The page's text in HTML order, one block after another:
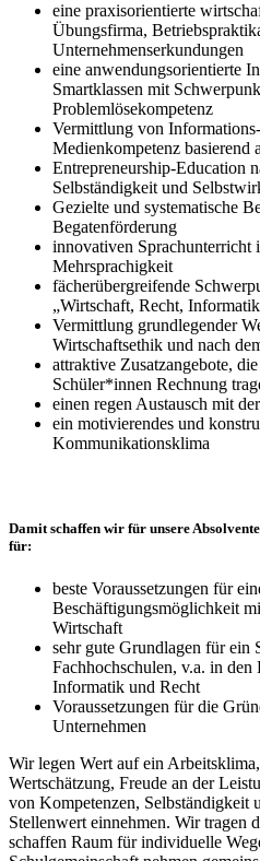
eine praxisorientierte
Übungsfirma,
Unternehmenserkundungen
eine anwendungsorientierte
Smartklassen mit
Problemlösekompetenz
Vermittlung von
Medienkompetenz basierend
Entrepreneurship-Education
Selbständigkeit und
Gezielte und systematische
Begatenförderung
innovativen Sprachunterricht
Mehrsprachigkeit
fächerübergreifende
„Wirtschaft, Recht,
Vermittlung grundlegender
Wirtschaftsethik und nach
attraktive Zusatzangebote,
Schüler*innen Rechnung
einen regen Austausch mit
ein motivierendes und
Kommunikationsklima
Damit schaffen wir für unsere
für:
beste Voraussetzungen für
Beschäftigungsmöglichkeit
Wirtschaft
sehr gute Grundlagen für ein
Fachhochschulen, v.a. in den
Informatik und Recht
Voraussetzungen für die
Unternehmen
Wir legen Wert auf ein
Wertschätzung, Freude an der
von Kompetenzen, Selbständigkeit
Stellenwert einnehmen. Wir tragen
schaffen Raum für individuelle